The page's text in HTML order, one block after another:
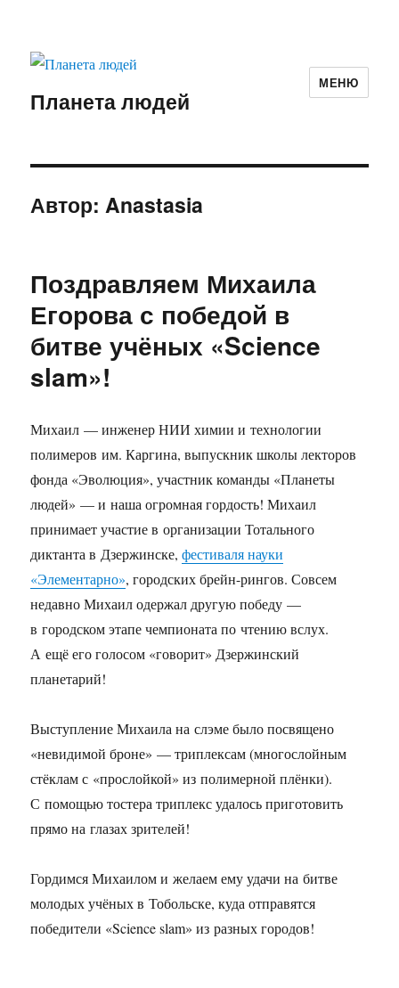
Планета людей
МЕНЮ
Автор:Anastasia
Поздравляем Михаила
Егорова с победой в
битве учёных «Science
slam»!
Михаил — инженер НИИ химии и технологии
полимеров им. Каргина, выпускник школы лекторов
фонда «Эволюция», участник команды «Планеты
людей» — и наша огромная гордость! Михаил
принимает участие в организации Тотального
диктанта в Дзержинске,фестиваля науки
«Элементарно», городских брейн-рингов. Совсем
недавно Михаил одержал другую победу —
в городском этапе чемпионата по чтению вслух.
А ещё его голосом «говорит» Дзержинский
планетарий!
Выступление Михаила на слэме было посвящено
«невидимой броне» — триплексам (многослойным
стёклам с «прослойкой» из полимерной плёнки).
С помощью тостера триплекс удалось приготовить
прямо на глазах зрителей!
Гордимся Михаилом и желаем ему удачи на битве
молодых учёных в Тобольске, куда отправятся
победители «Science slam» из разных городов!